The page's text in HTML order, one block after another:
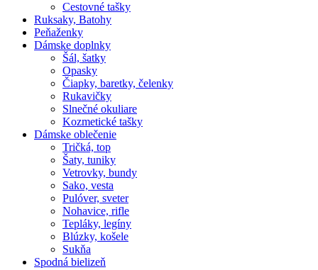
Cestovné tašky
Ruksaky, Batohy
Peňaženky
Dámske doplnky
Šál, šatky
Opasky
Čiapky, baretky, čelenky
Rukavičky
Slnečné okuliare
Kozmetické tašky
Dámske oblečenie
Tričká, top
Šaty, tuniky
Vetrovky, bundy
Sako, vesta
Pulóver, sveter
Nohavice, rifle
Tepláky, legíny
Blúzky, košele
Sukňa
Spodná bielizeň